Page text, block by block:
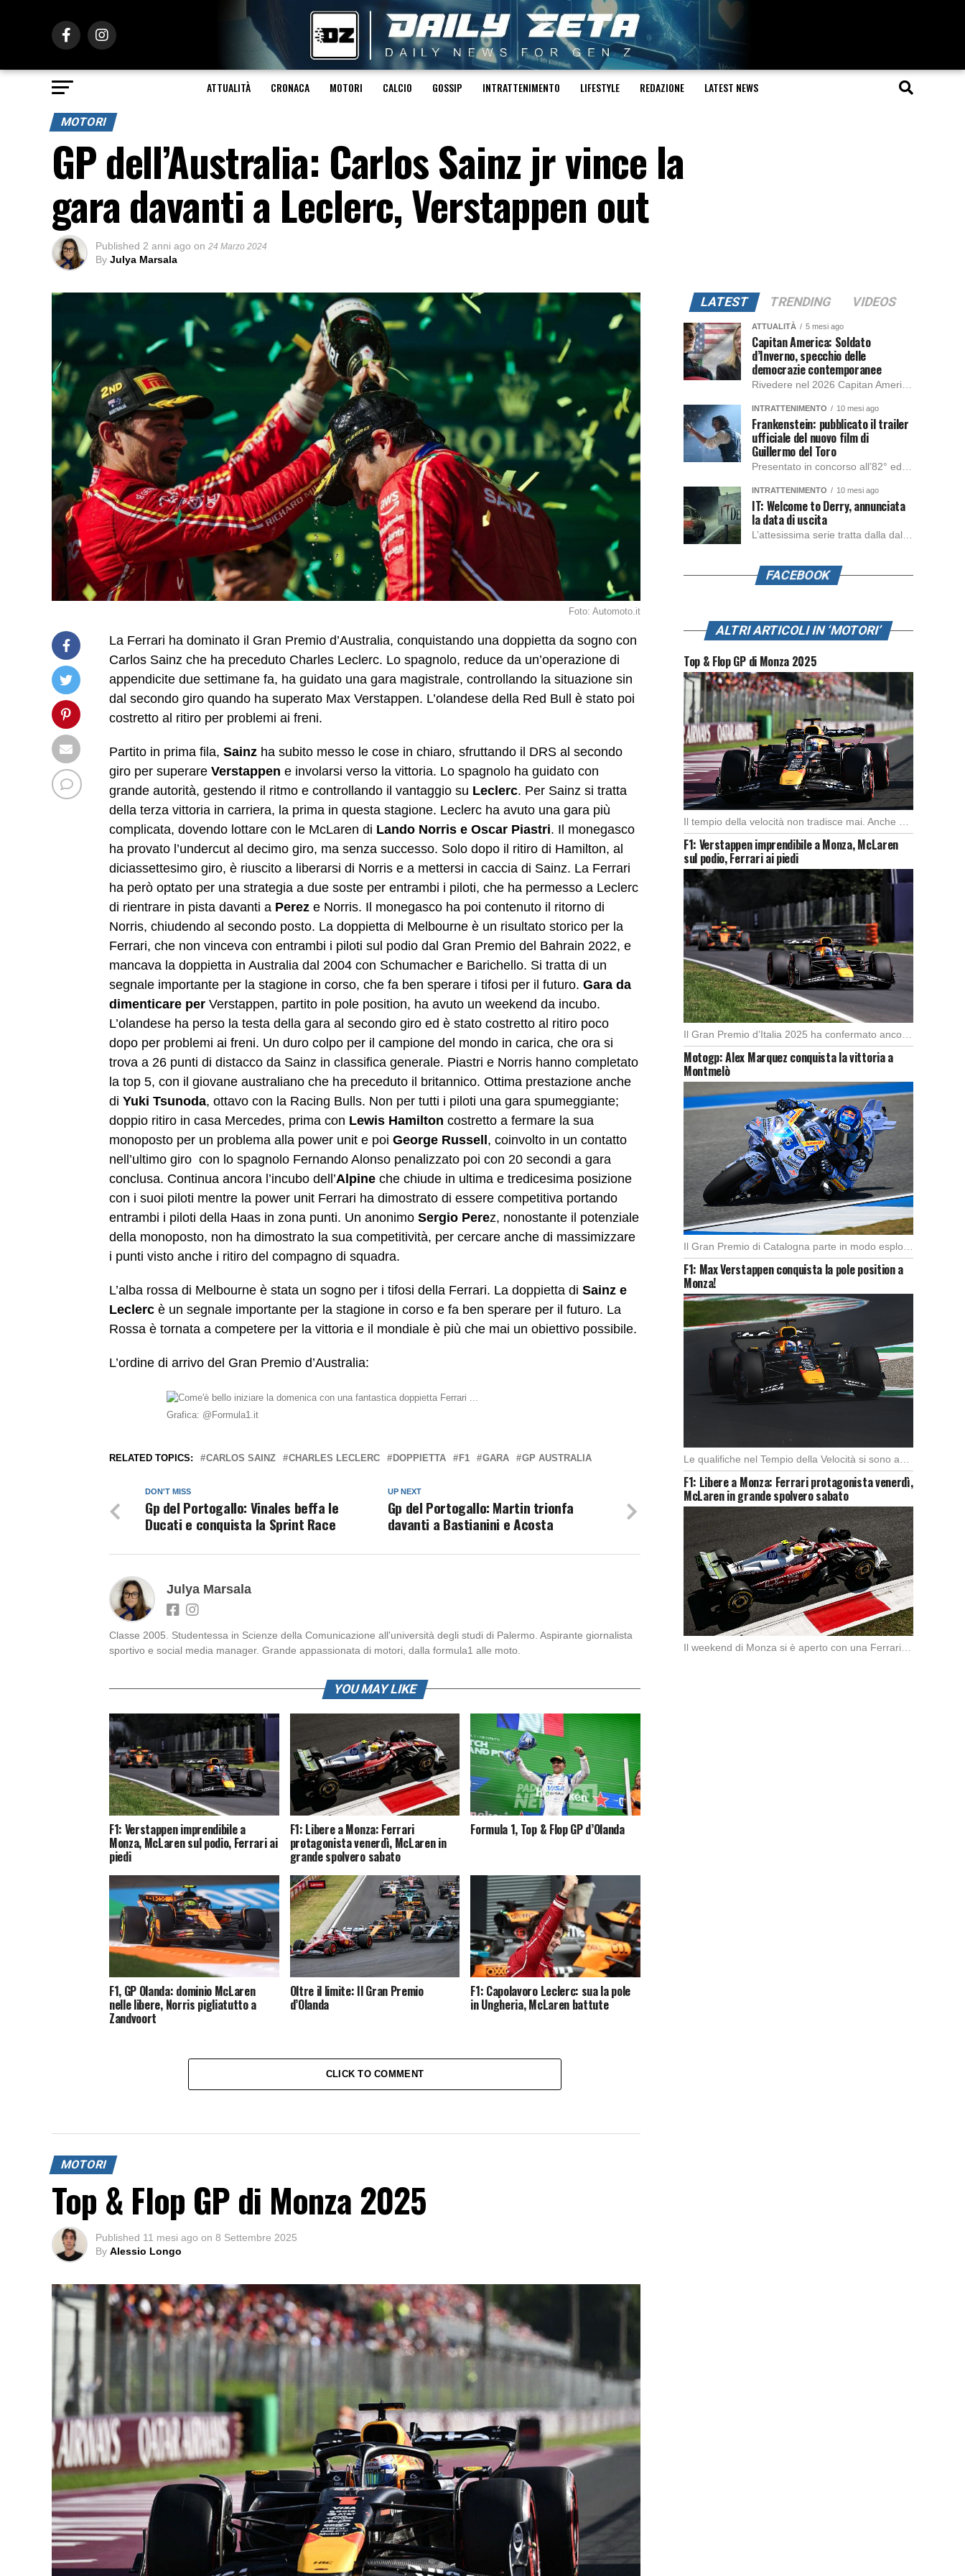
ATTUALITÀ CRONACA MOTORI CALCIO GOSSIP INTRATTENIMENTO LIFESTYLE REDAZIONE LATEST NEWS
MOTORI
GP dell’Australia: Carlos Sainz jr vince la
gara davanti a Leclerc, Verstappen out
Published 2 anni ago on 24 Marzo 2024
By Julya Marsala
Foto: Automoto.it
La Ferrari ha dominato il Gran Premio d’Australia, conquistando una doppietta da sogno con
Carlos Sainz che ha preceduto Charles Leclerc. Lo spagnolo, reduce da un’operazione di
appendicite due settimane fa, ha guidato una gara magistrale, controllando la situazione sin
dal secondo giro quando ha superato Max Verstappen. L’olandese della Red Bull è stato poi
costretto al ritiro per problemi ai freni.
Partito in prima fila, Sainz ha subito messo le cose in chiaro, sfruttando il DRS al secondo
giro per superare Verstappen e involarsi verso la vittoria. Lo spagnolo ha guidato con
grande autorità, gestendo il ritmo e controllando il vantaggio su Leclerc. Per Sainz si tratta
della terza vittoria in carriera, la prima in questa stagione. Leclerc ha avuto una gara più
complicata, dovendo lottare con le McLaren di Lando Norris e Oscar Piastri. Il monegasco
ha provato l’undercut al decimo giro, ma senza successo. Solo dopo il ritiro di Hamilton, al
diciassettesimo giro, è riuscito a liberarsi di Norris e a mettersi in caccia di Sainz. La Ferrari
ha però optato per una strategia a due soste per entrambi i piloti, che ha permesso a Leclerc
di rientrare in pista davanti a Perez e Norris. Il monegasco ha poi contenuto il ritorno di
Norris, chiudendo al secondo posto. La doppietta di Melbourne è un risultato storico per la
Ferrari, che non vinceva con entrambi i piloti sul podio dal Gran Premio del Bahrain 2022, e
mancava la doppietta in Australia dal 2004 con Schumacher e Barichello. Si tratta di un
segnale importante per la stagione in corso, che fa ben sperare i tifosi per il futuro. Gara da
dimenticare per Verstappen, partito in pole position, ha avuto un weekend da incubo.
L’olandese ha perso la testa della gara al secondo giro ed è stato costretto al ritiro poco
dopo per problemi ai freni. Un duro colpo per il campione del mondo in carica, che ora si
trova a 26 punti di distacco da Sainz in classifica generale. Piastri e Norris hanno completato
la top 5, con il giovane australiano che ha preceduto il britannico. Ottima prestazione anche
di Yuki Tsunoda, ottavo con la Racing Bulls. Non per tutti i piloti una gara spumeggiante;
doppio ritiro in casa Mercedes, prima con Lewis Hamilton costretto a fermare la sua
monoposto per un problema alla power unit e poi George Russell, coinvolto in un contatto
nell’ultimo giro con lo spagnolo Fernando Alonso penalizzato poi con 20 secondi a gara
conclusa. Continua ancora l’incubo dell’Alpine che chiude in ultima e tredicesima posizione
con i suoi piloti mentre la power unit Ferrari ha dimostrato di essere competitiva portando
entrambi i piloti della Haas in zona punti. Un anonimo Sergio Perez, nonostante il potenziale
della monoposto, non ha dimostrato la sua competitività, per cercare anche di massimizzare
i punti visto anche i ritiro del compagno di squadra.
L’alba rossa di Melbourne è stata un sogno per i tifosi della Ferrari. La doppietta di Sainz e
Leclerc è un segnale importante per la stagione in corso e fa ben sperare per il futuro. La
Rossa è tornata a competere per la vittoria e il mondiale è più che mai un obiettivo possibile.
L’ordine di arrivo del Gran Premio d’Australia:
Grafica: @Formula1.it
RELATED TOPICS: CARLOS SAINZ CHARLES LECLERC DOPPIETTA F1 GARA GP AUSTRALIA
UP NEXT
Gp del Portogallo: Martin trionfa
davanti a Bastianini e Acosta
DON'T MISS
Gp del Portogallo: Vinales beffa le
Ducati e conquista la Sprint Race
Julya Marsala
Classe 2005. Studentessa in Scienze della Comunicazione all'università degli studi di Palermo. Aspirante giornalista
sportivo e social media manager. Grande appassionata di motori, dalla formula1 alle moto.
YOU MAY LIKE
F1: Verstappen imprendibile a
Monza, McLaren sul podio, Ferrari ai
piedi
F1: Libere a Monza: Ferrari
protagonista venerdì, McLaren in
grande spolvero sabato
Formula 1, Top & Flop GP d’Olanda
F1, GP Olanda: dominio McLaren
nelle libere, Norris pigliatutto a
Zandvoort
Oltre il limite: Il Gran Premio
d’Olanda
F1: Capolavoro Leclerc: sua la pole
in Ungheria, McLaren battute
CLICK TO COMMENT
MOTORI
Top & Flop GP di Monza 2025
Published 11 mesi ago on 8 Settembre 2025
By Alessio Longo
LATEST TRENDING VIDEOS
ATTUALITÀ 5 mesi ago
Capitan America: Soldato
d’Inverno, specchio delle
democrazie contemporanee
INTRATTENIMENTO 10 mesi ago
Frankenstein: pubblicato il trailer
ufficiale del nuovo film di
Guillermo del Toro
INTRATTENIMENTO 10 mesi ago
IT: Welcome to Derry, annunciata
la data di uscita
FACEBOOK
ALTRI ARTICOLI IN ‘MOTORI’
Top & Flop GP di Monza 2025
Il tempio della velocità non tradisce mai. Anche quest’anno il Gran Premio d’Italia ha offerto […]
F1: Verstappen imprendibile a Monza, McLaren
sul podio, Ferrari ai piedi
Motogp: Alex Marquez conquista la vittoria a
Montmelò
Il Gran Premio di Catalogna parte in modo esplosivo con un’ottima partenza di Alex Marquez, […]
F1: Max Verstappen conquista la pole position a
Monza!
F1: Libere a Monza: Ferrari protagonista venerdì,
McLaren in grande spolvero sabato